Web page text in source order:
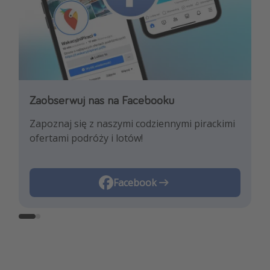
Zaobserwuj nas na Facebooku
Zapoznaj się z naszymi codziennymi pirackimi
ofertami podróży i lotów!
Facebook
Zaobserwuj nas na Instagramie
Pozwól nam zainspirować Cię najnowszymi
trendami i najlepszymi ofertami
Instagram